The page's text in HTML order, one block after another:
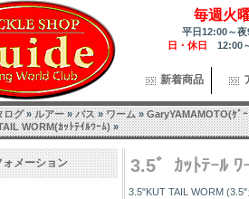
毎週火
平日12:00～
日・休日 12:00
新着商品
ログ»ルアー»バス»ワーム»GaryYAMAMOTO(ｹﾞ
WORM(ｶｯﾄﾃｲﾙﾜｰﾑ)»
ォメーション 3.5゛ｶｯﾄﾃｰﾙ
3.5"KUT TAIL WORM